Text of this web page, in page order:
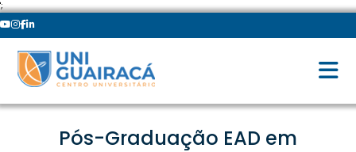
';
Pós-Graduação EAD em